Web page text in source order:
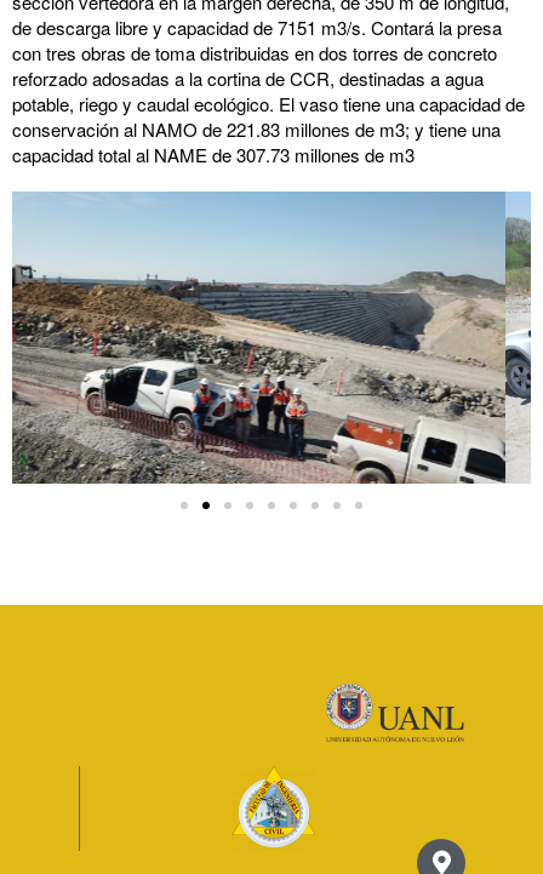
de descarga libre y capacidad de 7151 m3/s. Contará la presa
con tres obras de toma distribuidas en dos torres de concreto
reforzado adosadas a la cortina de CCR, destinadas a agua
potable, riego y caudal ecológico. El vaso tiene una capacidad de
conservación al NAMO de 221.83 millones de m3; y tiene una
capacidad total al NAME de 307.73 millones de m3